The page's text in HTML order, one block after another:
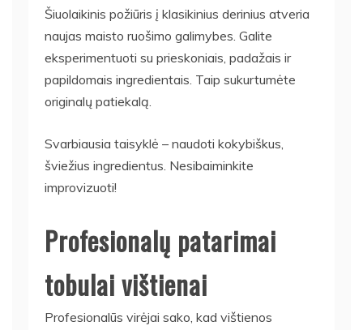
Šiuolaikinis požiūris į klasikinius derinius atveria
naujas maisto ruošimo galimybes. Galite
eksperimentuoti su prieskoniais, padažais ir
papildomais ingredientais. Taip sukurtumėte
originalų patiekalą.
Svarbiausia taisyklė – naudoti kokybiškus,
šviežius ingredientus. Nesibaiminkite
improvizuoti!
Profesionalų patarimai
tobulai vištienai
Profesionalūs virėjai sako, kad vištienos